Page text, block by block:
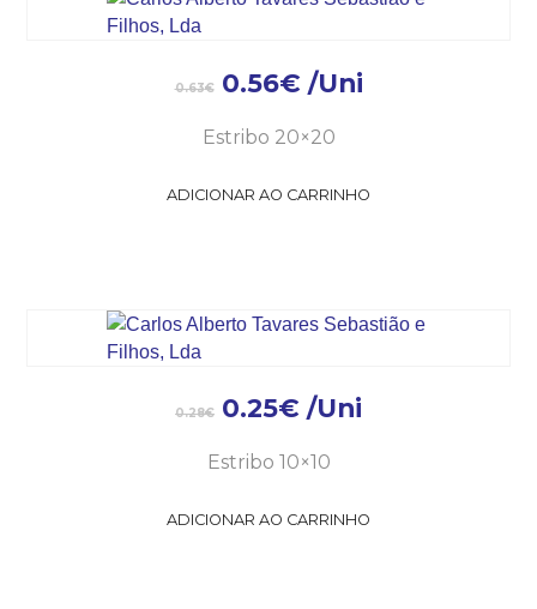
0.63€ 0.56€ /Uni
Estribo 20×20
ADICIONAR AO CARRINHO
0.28€ 0.25€ /Uni
Estribo 10×10
ADICIONAR AO CARRINHO